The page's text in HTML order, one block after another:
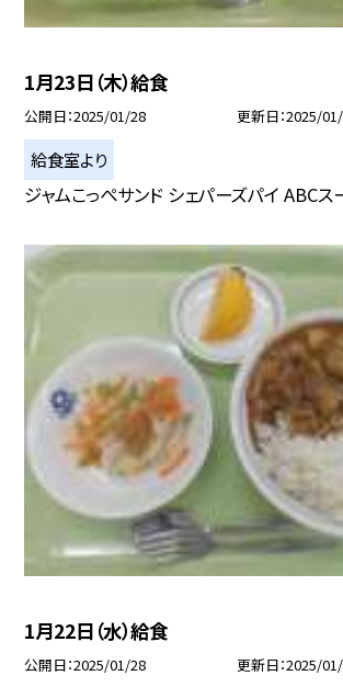
1月23日（木）給食
公開日 2025/01/28 更新日 2025/
給食室より
ジャムこっぺサンド シェパーズパイ ABC
1月22日（水）給食
公開日 2025/01/28 更新日 2025/